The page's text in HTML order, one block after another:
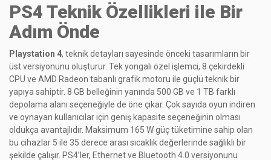
PS4 Teknik Özellikleri ile Bir
Adım Önde
Playstation 4, teknik detayları sayesinde önceki tasarımların bir
üst versiyonunu oluşturur. Tek yongalı özel işlemci, 8 çekirdekli
CPU ve AMD Radeon tabanlı grafik motoru ile güçlü teknik bir
yapıya sahiptir. 8 GB belleğinin yanında 500 GB ve 1 TB farklı
depolama alanı seçeneğiyle de öne çıkar. Çok sayıda oyun indiren
ve oynayan kullanıcılar için geniş kapasite seçeneğinin olması
oldukça avantajlıdır. Maksimum 165 W güç tüketimine sahip olan
bu cihazlar 5 ile 35 derece arası sıcaklık değerlerinde sağlıklı bir
şekilde çalışır. PS4’ler, Ethernet ve Bluetooth 4.0 versiyonunu